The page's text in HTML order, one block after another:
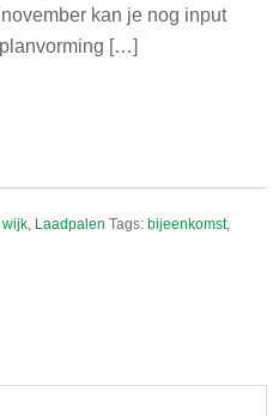
kan je nog input
[…]
wijk, Laadpalen Tags: bijeenkomst,